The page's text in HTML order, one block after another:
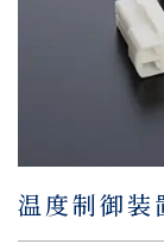
温度制御装